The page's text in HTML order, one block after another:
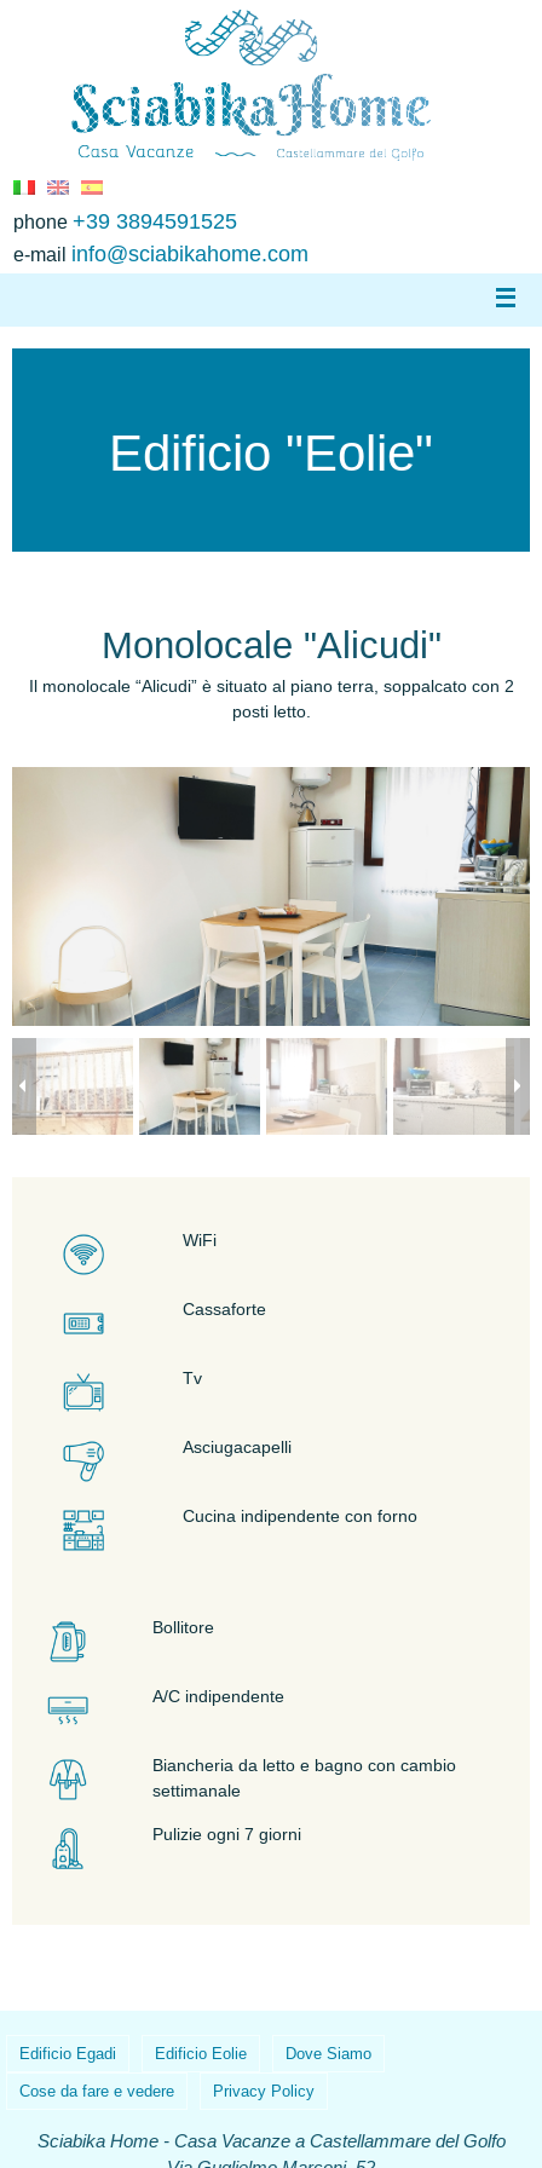
phone+39 3894591525
e-mail info@sciabikahome.com
Edificio "Eolie"
Monolocale "Alicudi"
Il monolocale “Alicudi” è situato al piano terra, soppalcato con 2
posti letto.
WiFi
Cassaforte
Tv
Asciugacapelli
Cucina indipendente con forno
Bollitore
A/C indipendente
Biancheria da letto e bagno con cambio
settimanale
Pulizie ogni 7 giorni
Edificio Egadi Edificio Eolie Dove Siamo
Cose da fare e vedere Privacy Policy
Sciabika Home - Casa Vacanze a Castellammare del Golfo